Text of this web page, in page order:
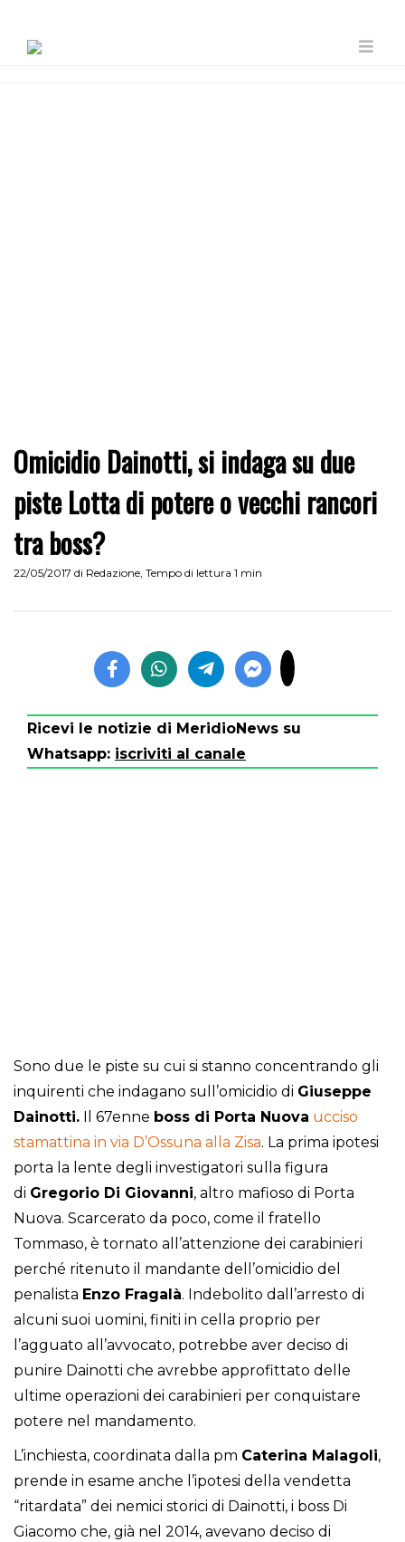
Omicidio Dainotti, si indaga su due
piste Lotta di potere o vecchi rancori
tra boss?
22/05/2017 di Redazione, Tempo di lettura 1 min
Ricevi le notizie di MeridioNews su
Whatsapp: iscriviti al canale
Sono due le piste su cui si stanno concentrando gli
inquirenti che indagano sull’omicidio di Giuseppe
Dainotti. Il 67enne boss di Porta Nuova ucciso
stamattina in via D’Ossuna alla Zisa. La prima ipotesi
porta la lente degli investigatori sulla figura
di Gregorio Di Giovanni, altro mafioso di Porta
Nuova. Scarcerato da poco, come il fratello
Tommaso, è tornato all’attenzione dei carabinieri
perché ritenuto il mandante dell’omicidio del
penalista Enzo Fragalà. Indebolito dall’arresto di
alcuni suoi uomini, finiti in cella proprio per
l’agguato all’avvocato, potrebbe aver deciso di
punire Dainotti che avrebbe approfittato delle
ultime operazioni dei carabinieri per conquistare
potere nel mandamento.
L’inchiesta, coordinata dalla pm Caterina Malagoli,
prende in esame anche l’ipotesi della vendetta
“ritardata” dei nemici storici di Dainotti, i boss Di
Giacomo che, già nel 2014, avevano deciso di